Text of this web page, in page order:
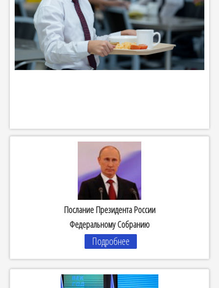
Послание Президента России
Федеральному Собранию
Подробнее